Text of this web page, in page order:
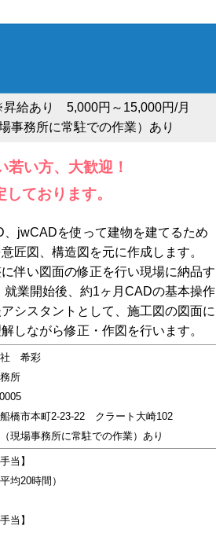
※昇給あり 5,000円～15,000円/月
事務所に常駐での作業）あり
い方、大歓迎！
ております。
jwCADを使って建物を建てるため
匠図、構造図を元に作成します。
伴い図面の修正を行い現場に納品す
就業開始後、約1ヶ月CADの基本操作
シスタントとして、施工図の図面に
しながら修正・作図を行います。
社 希彩
所
橋市本町2-23-22 クラート大崎102
現場事務所に常駐での作業）あり
当】
均20時間）
当】